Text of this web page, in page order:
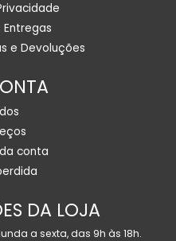
e Devoluções
conta
DA LOJA
a sexta, das 9h às 18h.